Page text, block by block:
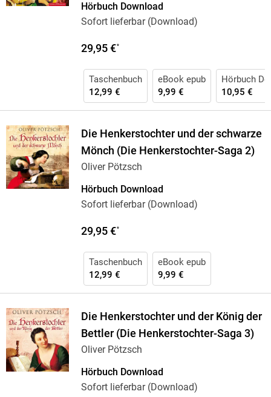
Hörbuch Download
Sofort lieferbar (Download)
29,95 €*
Taschenbuch
12,99 €
eBook epub
9,99 €
Hörbuch
10,95 €
Die Henkerstochter und der schwarze
Mönch (Die Henkerstochter-Saga 2)
Oliver Pötzsch
Hörbuch Download
Sofort lieferbar (Download)
29,95 €*
Taschenbuch
12,99 €
eBook epub
9,99 €
Die Henkerstochter und der König der
Bettler (Die Henkerstochter-Saga 3)
Oliver Pötzsch
Hörbuch Download
Sofort lieferbar (Download)